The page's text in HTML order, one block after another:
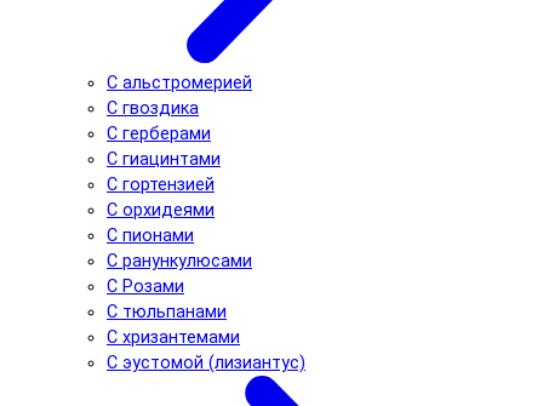
С альстромерией
С гвоздика
С герберами
С гиацинтами
С гортензией
С орхидеями
С пионами
С ранункулюсами
С Розами
С тюльпанами
С хризантемами
С эустомой (лизиантус)